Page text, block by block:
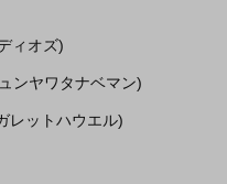
ィオズ)
ンヤワタナベマン)
レットハウエル)